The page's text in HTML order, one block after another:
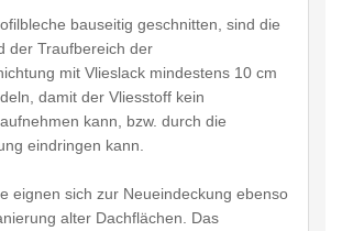
bauseitig geschnitten, sind die
der Traufbereich der
mit Vlieslack mindestens 10 cm
damit der Vliesstoff kein
kann, bzw. durch die
eindringen kann.
eignen sich zur Neueindeckung ebenso
alter Dachflächen. Das